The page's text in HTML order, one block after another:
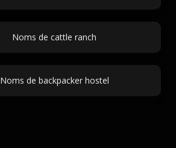
Noms de cattle ranch
Noms de backpacker hostel